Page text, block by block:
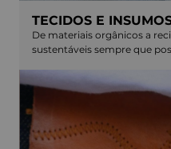
TECIDOS E
De materiais orgânicos a
sustentáveis sempre que